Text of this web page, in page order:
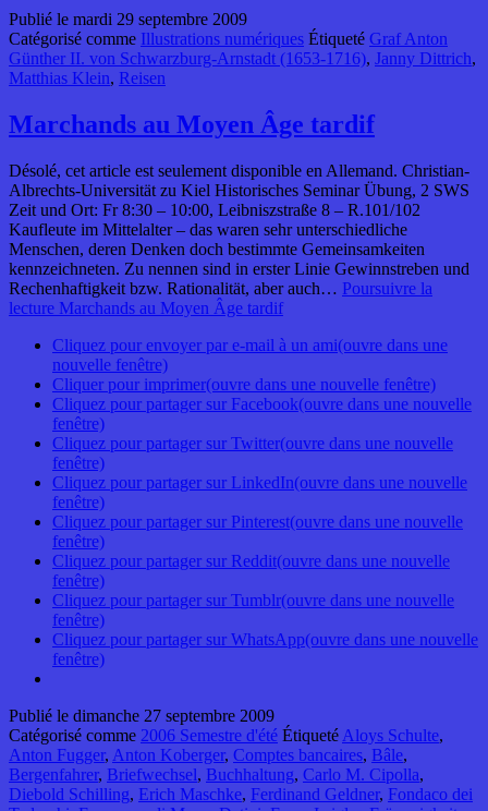
Publié le mardi 29 septembre 2009
Catégorisé comme Illustrations numériques Étiqueté Graf Anton
Günther II. von Schwarzburg-Arnstadt (1653-1716), Janny Dittrich,
Matthias Klein, Reisen
Marchands au Moyen Âge tardif
Désolé, cet article est seulement disponible en Allemand. Christian-
Albrechts-Universität zu Kiel Historisches Seminar Übung, 2 SWS
Zeit und Ort: Fr 8:30 – 10:00, Leibniszstraße 8 – R.101/102
Kaufleute im Mittelalter – das waren sehr unterschiedliche
Menschen, deren Denken doch bestimmte Gemeinsamkeiten
kennzeichneten. Zu nennen sind in erster Linie Gewinnstreben und
Rechenhaftigkeit bzw. Rationalität, aber auch… Poursuivre la
lecture Marchands au Moyen Âge tardif
Cliquez pour envoyer par e-mail à un ami(ouvre dans une
nouvelle fenêtre)
Cliquer pour imprimer(ouvre dans une nouvelle fenêtre)
Cliquez pour partager sur Facebook(ouvre dans une nouvelle
fenêtre)
Cliquez pour partager sur Twitter(ouvre dans une nouvelle
fenêtre)
Cliquez pour partager sur LinkedIn(ouvre dans une nouvelle
fenêtre)
Cliquez pour partager sur Pinterest(ouvre dans une nouvelle
fenêtre)
Cliquez pour partager sur Reddit(ouvre dans une nouvelle
fenêtre)
Cliquez pour partager sur Tumblr(ouvre dans une nouvelle
fenêtre)
Cliquez pour partager sur WhatsApp(ouvre dans une nouvelle
fenêtre)
Publié le dimanche 27 septembre 2009
Catégorisé comme 2006 Semestre d'été Étiqueté Aloys Schulte,
Anton Fugger, Anton Koberger, Comptes bancaires, Bâle,
Bergenfahrer, Briefwechsel, Buchhaltung, Carlo M. Cipolla,
Diebold Schilling, Erich Maschke, Ferdinand Geldner, Fondaco dei